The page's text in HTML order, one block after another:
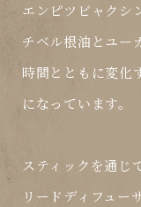
エンピツビャクシ
チベル根油とユー
時間とともに変化
になっています。
スティックを通じ
リードディフュー